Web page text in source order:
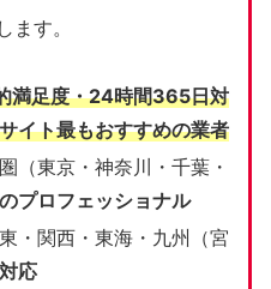
す。
満足度・24時間365日対
イト最もおすすめの業者
（東京・神奈川・千葉・
プロフェッショナル
東・関西・東海・九州（宮
応